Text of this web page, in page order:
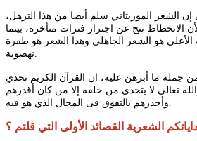
الشعر الموريتاني سلم أيضا من هذا الترهل،
الانحطاط نتج عن اجترار فترات متأخرة، بينما
الأعلى هو الشعر الجاهلى وهذا الشعر هو طفرة
جملة ما أبرهن عليه، ان القرآن الكريم تحدي
تعالى لا يتحدي من خلقه إلا من كان أقدرهم
الشعرية القصائد الأولى التي قلتم ؟